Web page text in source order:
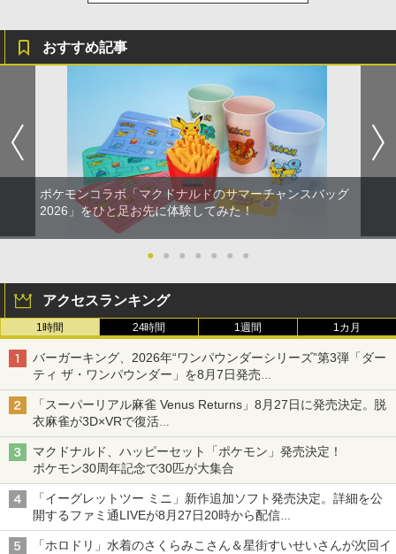
おすすめ記事
ポケモンコラボ「マクドナルドのサマーチャンスバッグ
2026」をひと足お先に体験してみた！
● ● ● ● ● ● ●
アクセスランキング
1時間 24時間 1週間 1カ月
バーガーキング、2026年“ワンパウンダーシリーズ”第3弾「ダー
ティ ザ・ワンパウンダー」を8月7日発売
「特製ガーリックマヨソース」を使用した超大型チーズバーガー
「スーパーリアル麻雀 Venus Returns」8月27日に発売決定。脱
衣麻雀が3D×VRで復活
発売から2週間は20%オフになるセールが実施
マクドナルド、ハッピーセット「ポケモン」発売決定！
ポケモン30周年記念で30匹が大集合
「イーグレットツー ミニ」新作追加ソフト発売決定。詳細を公
開するファミ通LIVEが8月27日20時から配信
シリーズ累計100タイトルへ
「ホロドリ」水着のさくらみこさん＆星街すいせいさんが次回イ